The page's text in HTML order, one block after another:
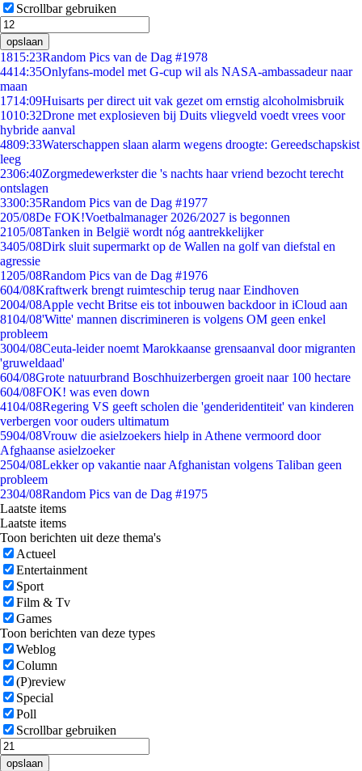
Scrollbar gebruiken
opslaan
1815:23Random Pics van de Dag #1978
4414:35Onlyfans-model met G-cup wil als NASA-ambassadeur naar
maan
1714:09Huisarts per direct uit vak gezet om ernstig alcoholmisbruik
1010:32Drone met explosieven bij Duits vliegveld voedt vrees voor
hybride aanval
4809:33Waterschappen slaan alarm wegens droogte: Gereedschapskist
leeg
2306:40Zorgmedewerkster die 's nachts haar vriend bezocht terecht
ontslagen
3300:35Random Pics van de Dag #1977
205/08De FOK!Voetbalmanager 2026/2027 is begonnen
2105/08Tanken in België wordt nóg aantrekkelijker
3405/08Dirk sluit supermarkt op de Wallen na golf van diefstal en
agressie
1205/08Random Pics van de Dag #1976
604/08Kraftwerk brengt ruimteschip terug naar Eindhoven
2004/08Apple vecht Britse eis tot inbouwen backdoor in iCloud aan
8104/08'Witte' mannen discrimineren is volgens OM geen enkel
probleem
3004/08Ceuta-leider noemt Marokkaanse grensaanval door migranten
'gruweldaad'
604/08Grote natuurbrand Boschhuizerbergen groeit naar 100 hectare
604/08FOK! was even down
4104/08Regering VS geeft scholen die 'genderidentiteit' van kinderen
verbergen voor ouders ultimatum
5904/08Vrouw die asielzoekers hielp in Athene vermoord door
Afghaanse asielzoeker
2504/08Lekker op vakantie naar Afghanistan volgens Taliban geen
probleem
2304/08Random Pics van de Dag #1975
Laatste items
Laatste items
Toon berichten uit deze thema's
Actueel
Entertainment
Sport
Film & Tv
Games
Toon berichten van deze types
Weblog
Column
(P)review
Special
Poll
Scrollbar gebruiken
opslaan